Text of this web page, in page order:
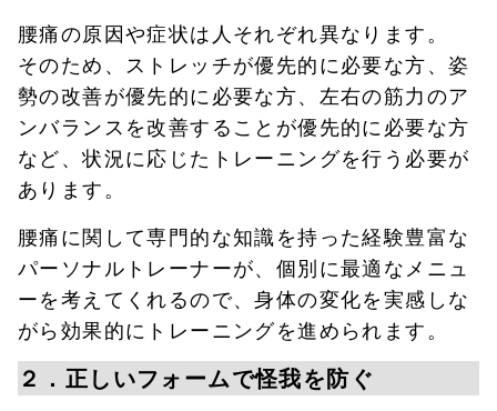
腰痛の原因や症状は人それぞれ異なります。
そのため、ストレッチが優先的に必要な方、姿
勢の改善が優先的に必要な方、左右の筋力のア
ンバランスを改善することが優先的に必要な方
など、状況に応じたトレーニングを行う必要が
あります。
腰痛に関して専門的な知識を持った経験豊富な
パーソナルトレーナーが、個別に最適なメニュ
ーを考えてくれるので、身体の変化を実感しな
がら効果的にトレーニングを進められます。
２．正しいフォームで怪我を防ぐ